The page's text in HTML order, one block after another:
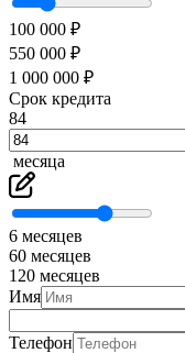
100 000 ₽
550 000 ₽
1 000 000 ₽
Срок кредита
84
месяца
6 месяцев
60 месяцев
120 месяцев
Имя
Телефон